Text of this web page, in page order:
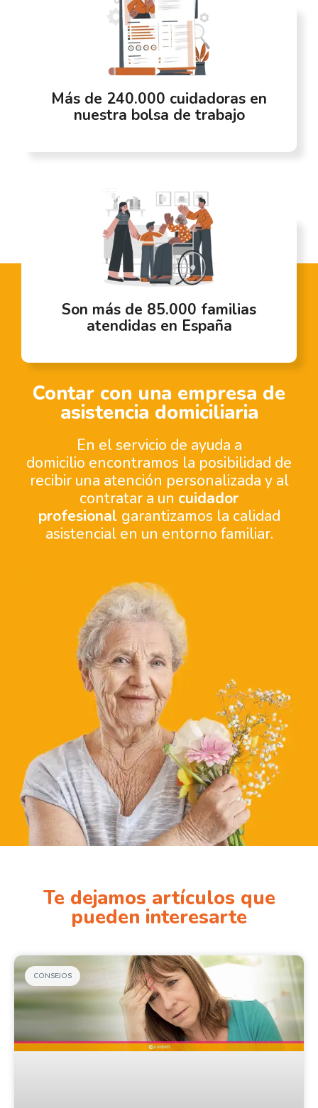
Más de 240.000 cuidadoras en
nuestra bolsa de trabajo
Son más de 85.000 familias
atendidas en España
Contar con una empresa de
asistencia domiciliaria
En el servicio de ayuda a
domicilio encontramos la posibilidad de
recibir una atención personalizada y al
contratar a un cuidador
profesional garantizamos la calidad
asistencial en un entorno familiar.
Te dejamos artículos que
pueden interesarte
CONSEJOS